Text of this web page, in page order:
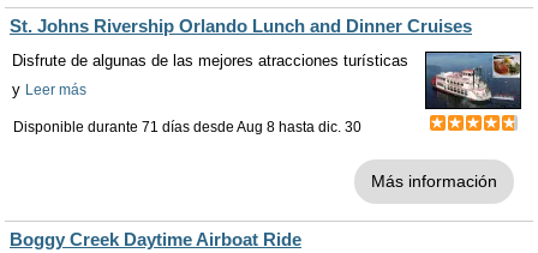
St. Johns Rivership Orlando Lunch and Dinner Cruises
Disfrute de algunas de las mejores atracciones turísticas
y Leer más
Disponible durante 71 días desde Aug 8 hasta dic. 30
Más información
Boggy Creek Daytime Airboat Ride